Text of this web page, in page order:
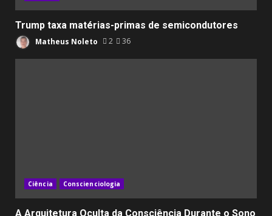
Trump taxa matérias-primas de semicondutores
Matheus Noleto 2 36
Ciência Conscienciologia
A Arquitetura Oculta da Consciência Durante o Sono